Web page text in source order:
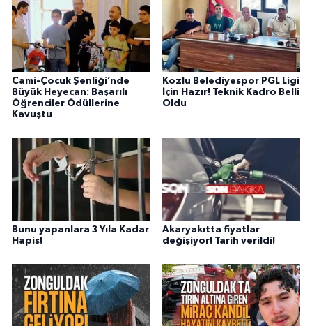
Cami-Çocuk Şenliği’nde
Büyük Heyecan: Başarılı
Öğrenciler Ödüllerine
Kavuştu
Kozlu Belediyespor PGL Ligi
İçin Hazır! Teknik Kadro Belli
Oldu
Bunu yapanlara 3 Yıla Kadar
Hapis!
Akaryakıtta fiyatlar
değişiyor! Tarih verildi!